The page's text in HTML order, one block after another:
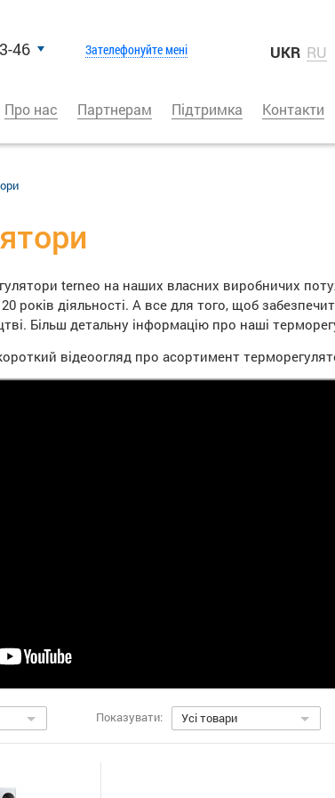
46 Зателефонуйте мені UKR RU
Про нас Партнерам Підтримка Контакти
terneo на наших власних виробничих
років діяльності. А все для того, щоб
Більш детальну інформацію про наші
відеоогляд про асортимент
Показувати: Усі товари